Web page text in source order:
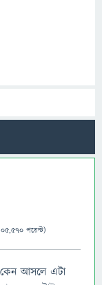
পয়েন্ট)
কেন আসলে এটা